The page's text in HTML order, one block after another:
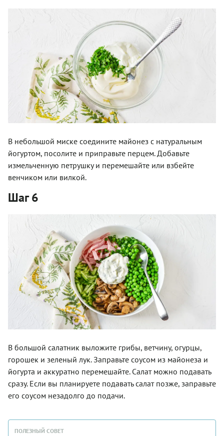
В небольшой миске соедините майонез с натуральным
йогуртом, посолите и приправьте перцем. Добавьте
измельченную петрушку и перемешайте или взбейте
венчиком или вилкой.
Шаг 6
В большой салатник выложите грибы, ветчину, огурцы,
горошек и зеленый лук. Заправьте соусом из майонеза и
йогурта и аккуратно перемешайте. Салат можно подавать
сразу. Если вы планируете подавать салат позже, заправьте
его соусом незадолго до подачи.
ПОЛЕЗНЫЙ СОВЕТ